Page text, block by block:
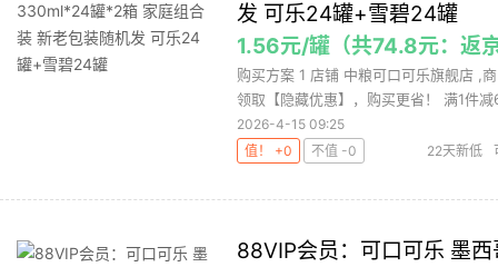
发 可乐24罐+雪碧24罐
1.56元/罐（共74.8元：返
购买方案 1 店铺 中粮可口可乐旗舰店 ,
领取【隐藏优惠】，购买更省！ 满1件
2026-4-15 09:25
值！ +0
不值 -0 22天新低
88VIP会员：可口可乐 墨